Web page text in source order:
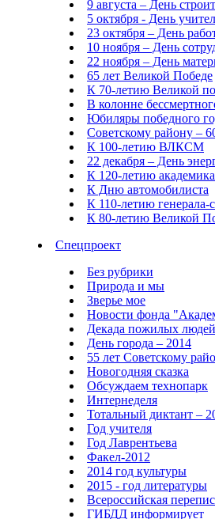
9 августа – День
5 октября - День
23 октября – День
10 ноября – День
22 ноября – День
65 лет Великой Победе
К 70-летию Великой
В колонне
Юбиляры победного
Советскому району –
К 100-летию ВЛКСМ
22 декабря – День
К 120-летию
К Дню автомобилиста
К 110-летию
К 80-летию Великой
Спецпроект
Без рубрики
Природа и мы
Зверье мое
Новости фонда
Декада пожилых людей
День города – 2014
55 лет Советскому
Новогодняя сказка
Обсуждаем технопарк
Интернеделя
Тотальный диктант –
Год учителя
Год Лаврентьева
Факел-2012
2014 год культуры
2015 - год литературы
Всероссийская
ГИБДД информирует